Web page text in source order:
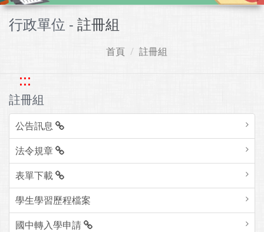
行政單位 - 註冊組
首頁 註冊組
:::
註冊組
公告訊息
法令規章
表單下載
學生學習歷程檔案
國中轉入學申請